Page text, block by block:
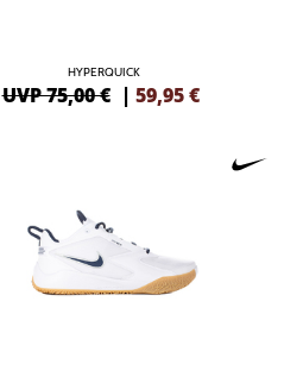
HYPERQUICK
UVP 75,00 € | 59,95 €